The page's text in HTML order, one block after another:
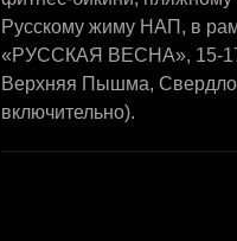
Русскому жиму НАП, в
«РУССКАЯ ВЕСНА», 15-17
Верхняя Пышма,
включительно).